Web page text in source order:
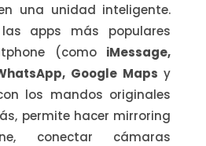
una unidad inteligente.
apps más populares
(como iMessage,
Google Maps y
los mandos originales
permite hacer mirroring
conectar cámaras